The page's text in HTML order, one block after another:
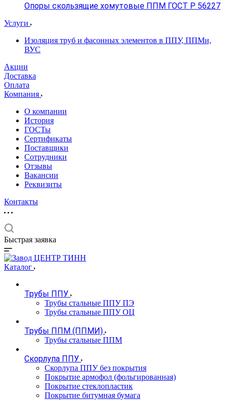
Опоры скользящие хомутовые ППМ ГОСТ Р 56227
Услуги
Изоляция труб и фасонных элементов в ППУ, ППМи,
ВУС
Акции
Доставка
Оплата
Компания
О компании
История
ГОСТы
Сертификаты
Поставщики
Сотрудники
Отзывы
Вакансии
Реквизиты
Контакты
Быстрая заявка
Каталог
Трубы ППУ
Трубы стальные ППУ ПЭ
Трубы стальные ППУ ОЦ
Трубы ППМ (ППМИ)
Трубы стальные ППМ
Скорлупа ППУ
Скорлупа ППУ без покрытия
Покрытие армофол (фольгированная)
Покрытие стеклопластик
Покрытие битумная бумага